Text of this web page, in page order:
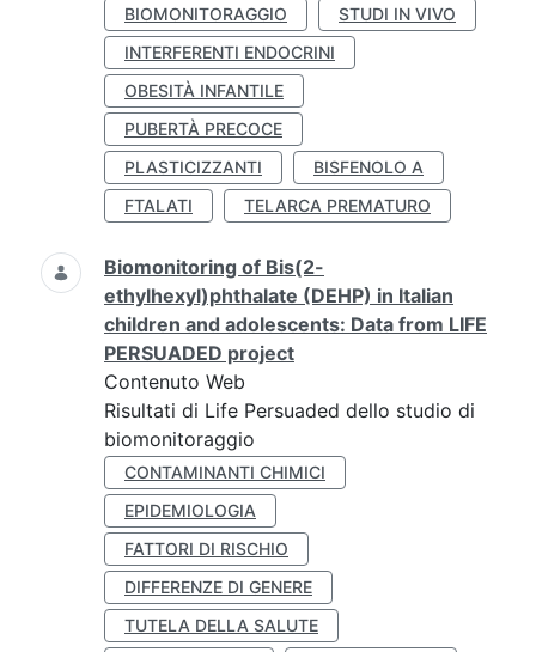
BIOMONITORAGGIO
STUDI IN VIVO
INTERFERENTI ENDOCRINI
OBESITÀ INFANTILE
PUBERTÀ PRECOCE
PLASTICIZZANTI
BISFENOLO A
FTALATI
TELARCA PREMATURO
Biomonitoring of Bis(2-
ethylhexyl)phthalate (DEHP) in Italian
children and adolescents: Data from LIFE
PERSUADED project
Contenuto Web
Risultati di Life Persuaded dello studio di
biomonitoraggio
CONTAMINANTI CHIMICI
EPIDEMIOLOGIA
FATTORI DI RISCHIO
DIFFERENZE DI GENERE
TUTELA DELLA SALUTE